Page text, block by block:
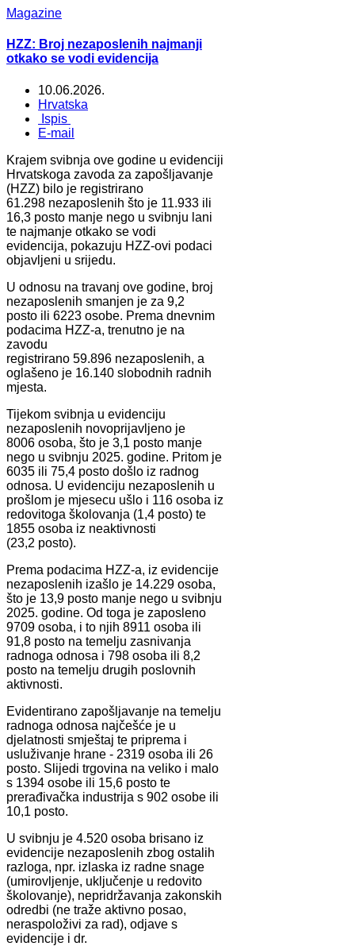
Magazine
HZZ: Broj nezaposlenih najmanji
otkako se vodi evidencija
10.06.2026.
Hrvatska
Ispis
E-mail
Krajem svibnja ove godine u evidenciji
Hrvatskoga zavoda za zapošljavanje
(HZZ) bilo je registrirano
61.298 nezaposlenih što je 11.933 ili
16,3 posto manje nego u svibnju lani
te najmanje otkako se vodi
evidencija, pokazuju HZZ-ovi podaci
objavljeni u srijedu.
U odnosu na travanj ove godine, broj
nezaposlenih smanjen je za 9,2
posto ili 6223 osobe. Prema dnevnim
podacima HZZ-a, trenutno je na
zavodu
registrirano 59.896 nezaposlenih, a
oglašeno je 16.140 slobodnih radnih
mjesta.
Tijekom svibnja u evidenciju
nezaposlenih novoprijavljeno je
8006 osoba, što je 3,1 posto manje
nego u svibnju 2025. godine. Pritom je
6035 ili 75,4 posto došlo iz radnog
odnosa. U evidenciju nezaposlenih u
prošlom je mjesecu ušlo i 116 osoba iz
redovitoga školovanja (1,4 posto) te
1855 osoba iz neaktivnosti
(23,2 posto).
Prema podacima HZZ-a, iz evidencije
nezaposlenih izašlo je 14.229 osoba,
što je 13,9 posto manje nego u svibnju
2025. godine. Od toga je zaposleno
9709 osoba, i to njih 8911 osoba ili
91,8 posto na temelju zasnivanja
radnoga odnosa i 798 osoba ili 8,2
posto na temelju drugih poslovnih
aktivnosti.
Evidentirano zapošljavanje na temelju
radnoga odnosa najčešće je u
djelatnosti smještaj te priprema i
usluživanje hrane - 2319 osoba ili 26
posto. Slijedi trgovina na veliko i malo
s 1394 osobe ili 15,6 posto te
prerađivačka industrija s 902 osobe ili
10,1 posto.
U svibnju je 4.520 osoba brisano iz
evidencije nezaposlenih zbog ostalih
razloga, npr. izlaska iz radne snage
(umirovljenje, uključenje u redovito
školovanje), nepridržavanja zakonskih
odredbi (ne traže aktivno posao,
neraspoloživi za rad), odjave s
evidencije i dr.